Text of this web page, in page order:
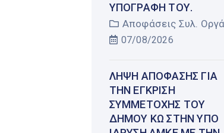
ΥΠΟΓΡΑΦΉ ΤΟΥ.
Αποφάσεις Συλ.
07/08/2026
ΛΉΨΗ ΑΠΌΦΑΣΗΣ ΓΙΑ
ΤΗΝ ΈΓΚΡΙΣΗ
ΣΥΜΜΕΤΟΧΉΣ ΤΟΥ
ΔΉΜΟΥ ΚΩ ΣΤΗΝ ΥΠΌ